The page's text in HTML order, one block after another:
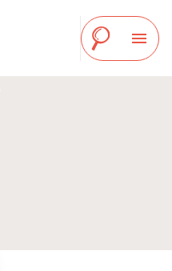
menu